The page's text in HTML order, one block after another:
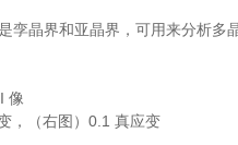
孪晶界和亚晶界，可用来分析多
，（右图）0.1 真应变